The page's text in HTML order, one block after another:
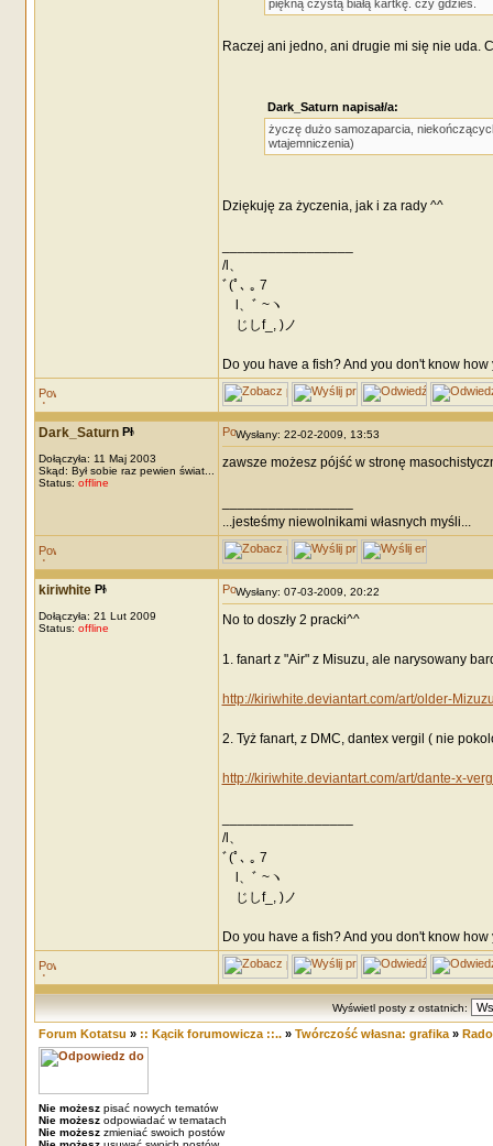
piękną czystą białą kartkę. czy gdzieś.
Raczej ani jedno, ani drugie mi się nie uda.
Dark_Saturn napisał/a:
życzę dużo samozaparcia,
wtajemniczenia)
Dziękuję za życzenia, jak i za rady ^^
/l、
ﾞ(ﾟ､ ｡ 7
l、ﾞ ~ヽ
じしf_, )ノ
Do you have a fish? And you don't know
Dark_Saturn
Dołączyła: 11 Maj 2003
Skąd: Był sobie raz pewien świat...
Status: offline
Wysłany: 22-02-2009, 13:53
zawsze możesz pójść w stronę
...jesteśmy niewolnikami własnych myśli...
kiriwhite
Dołączyła: 21 Lut 2009
Status: offline
Wysłany: 07-03-2009, 20:22
No to doszły 2 pracki^^
1. fanart z "Air" z Misuzu, ale narysowany
http://kiriwhite.deviantart.com/art/older-
2. Tyż fanart, z DMC, dantex vergil ( nie
http://kiriwhite.deviantart.com/art/dante-x-
/l、
ﾞ(ﾟ､ ｡ 7
l、ﾞ ~ヽ
じしf_, )ノ
Do you have a fish? And you don't know
Wyświetl posty z ostatnich:
Forum Kotatsu » :: Kącik forumowicza ::..» Twórczość własna: grafika»
Nie możeszpisać nowych tematów
Nie możeszodpowiadać w tematach
Nie możeszzmieniać swoich postów